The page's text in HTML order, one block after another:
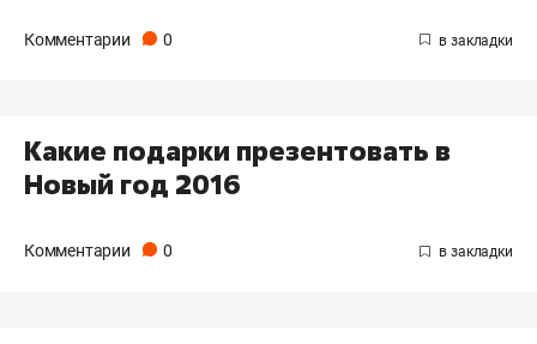
Комментарии 0
Какие подарки презентовать в
Новый год 2016
Комментарии 0